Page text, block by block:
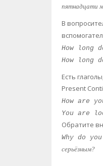
пятнадцати
В
How long
How long
Есть
Present
How are
You are
Обратите
Why do
серьёзным?